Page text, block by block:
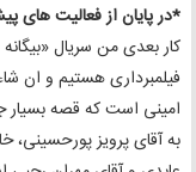
*در پایان از فعالیت
کار بعدی من سریال
فیلمبرداری هستیم و ان
امینی است که قصه بسیار
به آقای پرویز پورحسینی،